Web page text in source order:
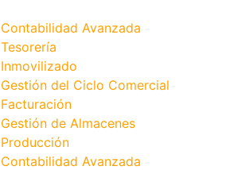
Contabilidad Avanzada
Tesorería
Inmovilizado
Gestión del Ciclo Comercial
Facturación
Gestión de Almacenes
Producción
Contabilidad Avanzada